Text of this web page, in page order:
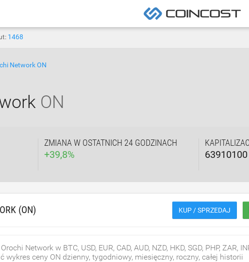
1468
Network ON
ON
ZMIANA W OSTATNICH 24 GODZINACH
+39,8% 63910100
(ON) KUP / SPRZEDAJ
Network w BTC, USD, EUR, CAD, AUD, NZD, HKD, SGD, PHP, ZAR,
wykres ceny ON dzienny, tygodniowy, miesięczny, roczny, całej historii